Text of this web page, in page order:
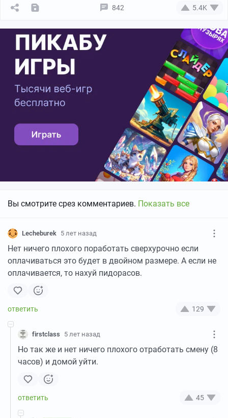
842 5.4K
Вы смотрите срез комментариев. Показать все
Lecheburek 5 лет назад
Нет ничего плохого поработать сверхурочно если
оплачиваться это будет в двойном размере. А если не
оплачивается, то нахуй пидорасов.
129
firstclass 5 лет назад
Но так же и нет ничего плохого отработать смену (8
часов) и домой уйти.
45